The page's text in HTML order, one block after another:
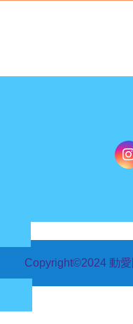
Copyright©2024 動